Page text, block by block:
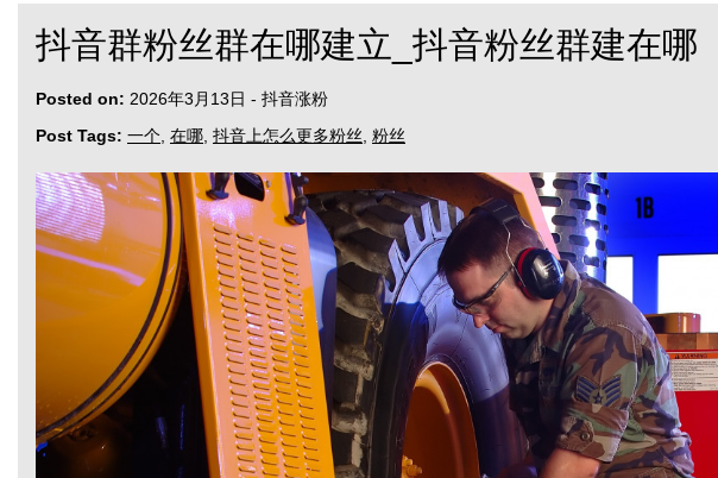
抖音群粉丝群在哪建立_抖音粉丝群建在哪
Posted on: 2026年3月13日 - 抖音涨粉
Post Tags: 一个 在哪 抖音上怎么更多粉丝 粉丝